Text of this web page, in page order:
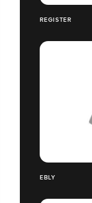
REGISTER
EBLY